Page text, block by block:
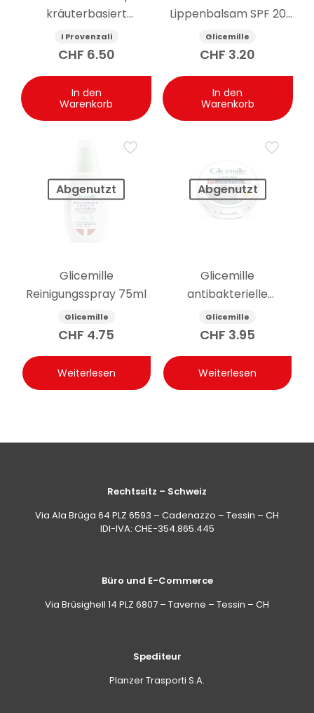
kräuterbasiert
Seideneffekt
Sheabutter und
I Provenzali
CHF 6.50
In den
Warenkorb
Lippenbalsam SPF 20
schützend 5.5g
Glicemille
CHF 3.20
In den
Warenkorb
Abgenutzt
Glicemille
Reinigungsspray 75ml
Glicemille
CHF 4.75
Weiterlesen
Abgenutzt
Glicemille
antibakterielle
feuchtigkeitsspendende
Handcreme mit
Glicemille
CHF 3.95
Weiterlesen
Rechtssitz – Schweiz
Via Ala Brüga 64 PLZ 6593 – Cadenazzo – Tessin – CH
IDI-IVA: CHE-354.865.445
Büro und E-Commerce
Via Brüsighell 14 PLZ 6807 – Taverne – Tessin – CH
Spediteur
Planzer Trasporti S.A.